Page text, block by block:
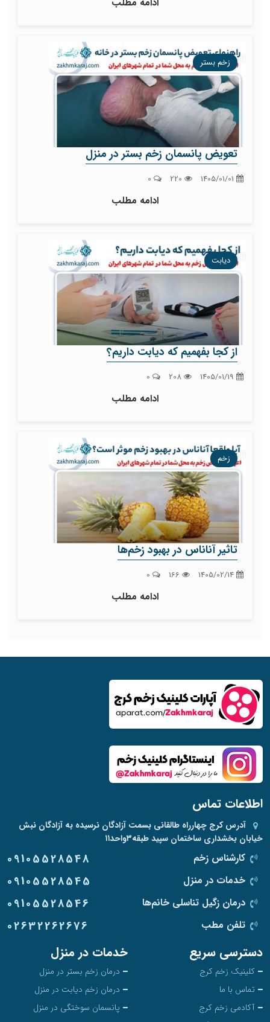
زخم بستر
تعویض پانسمان زخم بستر در منزل
ادامه مطلب
دیابت
از کجا بفهمیم که دیابت داریم؟
ادامه مطلب
زخم
تاثیر آناناس در بهبود زخم‌ها
ادامه مطلب
خدمات در منزل
درمان زخم بستر در منزل
درمان زخم دیابت در منزل
پانسمان سوختگی در منزل
دسترسی سریع
کلینیک زخم کرج
تماس با ما
آکادمی زخم کرج
اطلاعات تماس
آدرس کرج چهارراه طالقانی بسمت آزادگان نرسیده به آزادگان نبش
خیابان بخشداری ساختمان سپید طبقه۳واحد۱۱
کارشناس زخم 09105528548
خدمات در منزل 09105528545
درمان زگیل تناسلی خانم‌ها 09105528546
تلفن مطب 02632262676